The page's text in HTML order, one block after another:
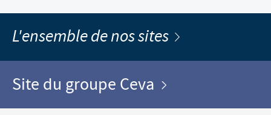
L'ensemble de nos sites
Site du groupe Ceva